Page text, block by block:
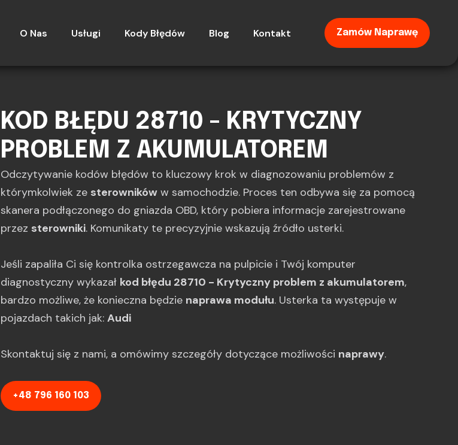
O Nas Usługi Kody Błędów Blog Kontakt Zamów Naprawę
KOD BŁĘDU 28710 - KRYTYCZNY
PROBLEM Z AKUMULATOREM
Odczytywanie kodów błędów to kluczowy krok w diagnozowaniu problemów z
którymkolwiek ze sterowników w samochodzie. Proces ten odbywa się za pomocą
skanera podłączonego do gniazda OBD, który pobiera informacje zarejestrowane
przez sterowniki. Komunikaty te precyzyjnie wskazują źródło usterki.
Jeśli zapaliła Ci się kontrolka ostrzegawcza na pulpicie i Twój komputer
diagnostyczny wykazał kod błędu 28710 - Krytyczny problem z akumulatorem,
bardzo możliwe, że konieczna będzie naprawa modułu. Usterka ta występuje w
pojazdach takich jak:Audi
Skontaktuj się z nami, a omówimy szczegóły dotyczące możliwości naprawy.
+48 796 160 103